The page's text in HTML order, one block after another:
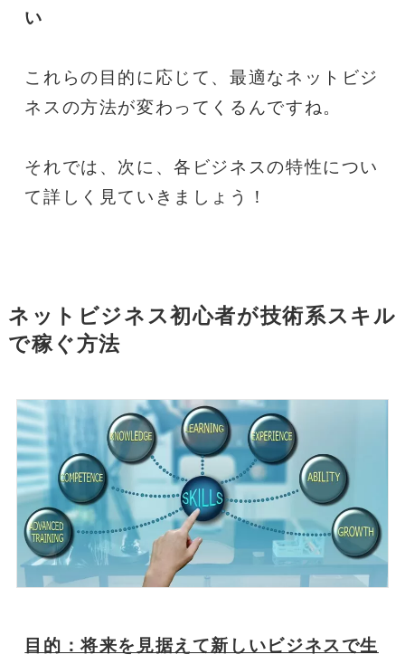
い
これらの目的に応じて、最適なネットビジ
ネスの方法が変わってくるんですね。
それでは、次に、各ビジネスの特性につい
て詳しく見ていきましょう！
ネットビジネス初心者が技術系スキル
で稼ぐ方法
目的：将来を見据えて新しいビジネスで生